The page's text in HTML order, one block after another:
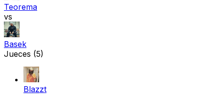
Teorema
vs
Basek
Jueces (5)
Blazzt